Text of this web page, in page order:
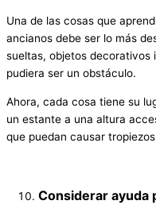
Una de las cosas que
ancianos debe ser lo más
sueltas, objetos decorativos
pudiera ser un obstáculo.
Ahora, cada cosa tiene su
un estante a una altura
que puedan causar
Considerar ayuda